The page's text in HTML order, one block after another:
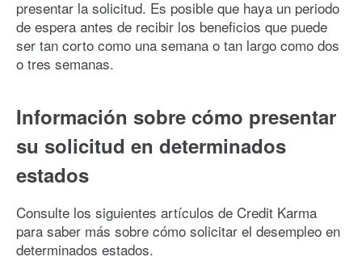
presentar la solicitud. Es posible que haya un periodo
de espera antes de recibir los beneficios que puede
ser tan corto como una semana o tan largo como dos
o tres semanas.
Información sobre cómo presentar
su solicitud en determinados
estados
Consulte los siguientes artículos de Credit Karma
para saber más sobre cómo solicitar el desempleo en
determinados estados.